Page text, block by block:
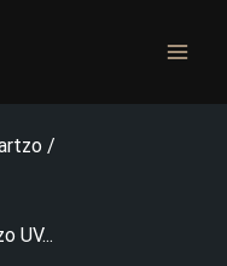
/
UV...